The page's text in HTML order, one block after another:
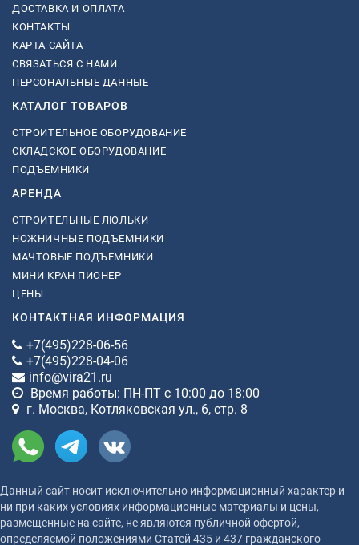
ДОСТАВКА И ОПЛАТА
КОНТАКТЫ
КАРТА САЙТА
СВЯЗАТЬСЯ С НАМИ
ПЕРСОНАЛЬНЫЕ ДАННЫЕ
КАТАЛОГ ТОВАРОВ
СТРОИТЕЛЬНОЕ ОБОРУДОВАНИЕ
СКЛАДСКОЕ ОБОРУДОВАНИЕ
ПОДЪЕМНИКИ
АРЕНДА
СТРОИТЕЛЬНЫЕ ЛЮЛЬКИ
НОЖНИЧНЫЕ ПОДЪЕМНИКИ
МАЧТОВЫЕ ПОДЪЕМНИКИ
МИНИ КРАН ПИОНЕР
ЦЕНЫ
КОНТАКТНАЯ ИНФОРМАЦИЯ
+7(495)228-06-56
+7(495)228-04-06
info@vira21.ru
Время работы: ПН-ПТ с 10:00 до 18:00
г. Москва, Котляковская ул., 6, стр. 8
Данный сайт носит исключительно информационный характер и
ни при каких условиях информационные материалы и цены,
размещенные на сайте, не являются публичной офертой,
определяемой положениями Статей 435 и 437 гражданского